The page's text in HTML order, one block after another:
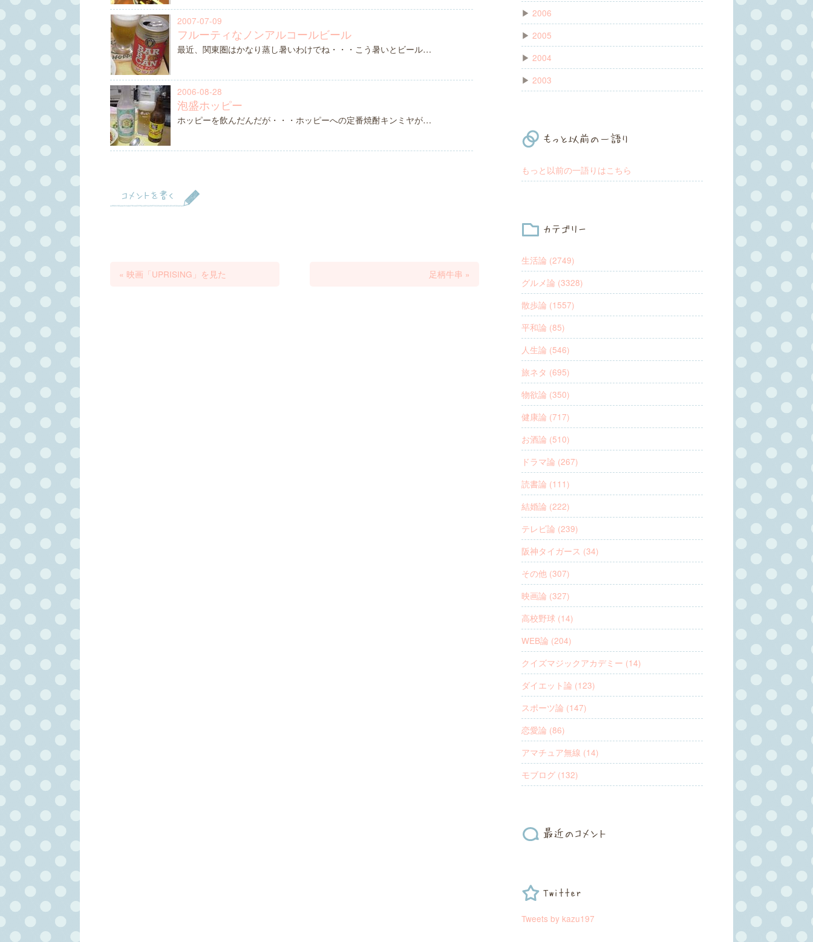
2007-07-09
フルーティなノンアルコールビール
最近、関東圏はかなり蒸し暑いわけでね・・・こう暑いとビール…
2006-08-28
泡盛ホッピー
ホッピーを飲んだんだが・・・ホッピーへの定番焼酎キンミヤが…
コメントを書く
« 映画「UPRISING」を見た 足柄牛串 »
▶ 2006
▶ 2005
▶ 2004
▶ 2003
もっと以前の一語り
もっと以前の一語りはこちら
カテゴリー
生活論 (2749)
グルメ論 (3328)
散歩論 (1557)
平和論 (85)
人生論 (546)
旅ネタ (695)
物欲論 (350)
健康論 (717)
お酒論 (510)
ドラマ論 (267)
読書論 (111)
結婚論 (222)
テレビ論 (239)
阪神タイガース (34)
その他 (307)
映画論 (327)
高校野球 (14)
WEB論 (204)
クイズマジックアカデミー (14)
ダイエット論 (123)
スポーツ論 (147)
恋愛論 (86)
アマチュア無線 (14)
モブログ (132)
最近のコメント
Twitter
Tweets by kazu197